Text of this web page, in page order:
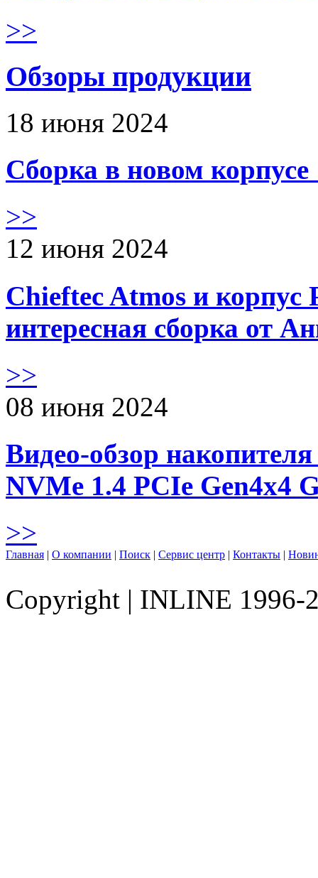
>>
Обзоры продукции
18 июня 2024
Сборка в новом
>>
12 июня 2024
Chieftec Atmos и корпус
интересная сборка от
>>
08 июня 2024
Видео-обзор
NVMe 1.4 PCIe Gen4х4
>>
Главная | О компании | Поиск | Сервис центр | Контакты |
Copyright | INLINE 1996-